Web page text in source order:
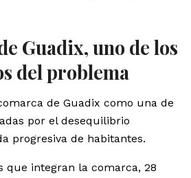
Guadix, uno de los
del problema
de Guadix como una de
por el desequilibrio
progresiva de habitantes.
que integran la comarca, 28